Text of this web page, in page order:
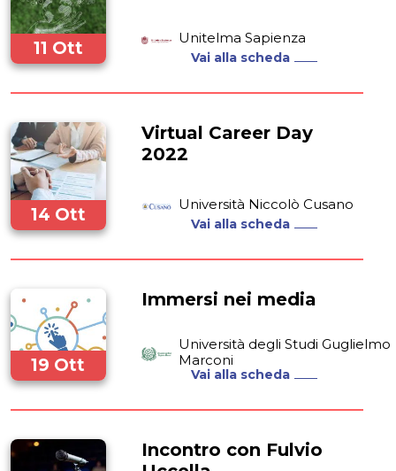
11 Ott
Unitelma Sapienza
Vai alla scheda
14 Ott
Virtual Career Day
2022
Università Niccolò Cusano
Vai alla scheda
19 Ott
Immersi nei media
Università degli Studi Guglielmo
Marconi
Vai alla scheda
Incontro con Fulvio